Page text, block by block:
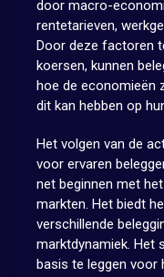
door macro-
rentetarieven,
Door deze factoren
koersen, kunnen
hoe de economieën
dit kan hebben op
Het volgen van de
voor ervaren
net beginnen met
markten. Het biedt
verschillende
marktdynamiek. Het
basis te leggen voor